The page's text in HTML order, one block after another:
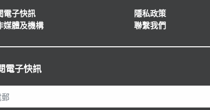
電子快訊
媒體及機構
隱私政策
聯繫我們
電子快訊